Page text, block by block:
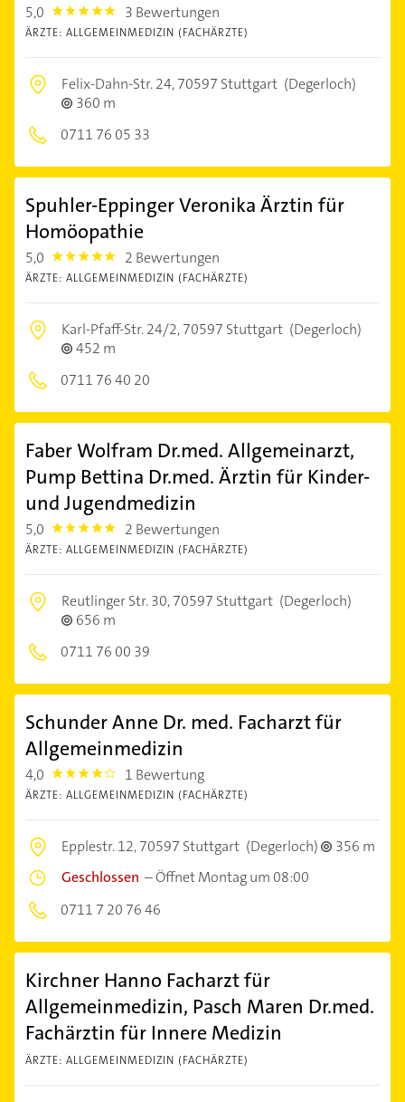
5,0 5.0 3 Bewertungen
ÄRZTE: ALLGEMEINMEDIZIN (FACHÄRZTE)
Felix-Dahn-Str. 24,70597 Stuttgart (Degerloch)
360 m
0711 76 05 33
Spuhler-Eppinger Veronika Ärztin für
Homöopathie
5,0 5.0 2 Bewertungen
ÄRZTE: ALLGEMEINMEDIZIN (FACHÄRZTE)
Karl-Pfaff-Str. 24/2,70597 Stuttgart (Degerloch)
452 m
0711 76 40 20
Faber Wolfram Dr.med. Allgemeinarzt,
Pump Bettina Dr.med. Ärztin für Kinder-
und Jugendmedizin
5,0 5.0 2 Bewertungen
ÄRZTE: ALLGEMEINMEDIZIN (FACHÄRZTE)
Reutlinger Str. 30,70597 Stuttgart (Degerloch)
656 m
0711 76 00 39
Schunder Anne Dr. med. Facharzt für
Allgemeinmedizin
4,0 4.0 1 Bewertung
ÄRZTE: ALLGEMEINMEDIZIN (FACHÄRZTE)
Epplestr. 12,70597 Stuttgart (Degerloch)
356 m
Geschlossen –Öffnet Montag um 08:00
0711 7 20 76 46
Kirchner Hanno Facharzt für
Allgemeinmedizin, Pasch Maren Dr.med.
Fachärztin für Innere Medizin
ÄRZTE: ALLGEMEINMEDIZIN (FACHÄRZTE)